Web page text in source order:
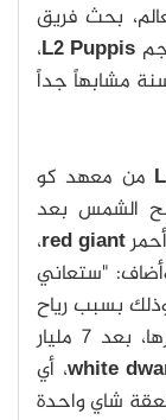
بحث فريق
L2 Puppis،
مشابهاً جداً
من معهد كو
الشمس بعد
red giant،
"ستعاني
بسبب رياح
نجمية قوية جداً، والناتج النهائي لتطورها، بعد 7 مليار
white، أي
شاي واحدة